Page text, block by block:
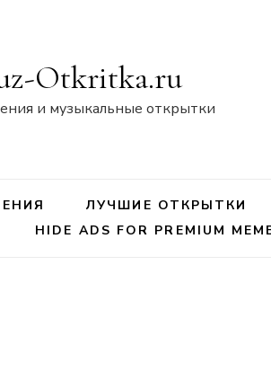
Otkritka.ru
и музыкальные открытки
ЛУЧШИЕ ОТКРЫТКИ
HIDE ADS FOR PREMIUM